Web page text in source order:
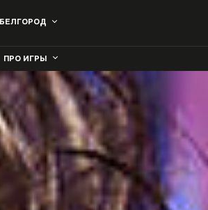
БЕЛГОРОД
ПРО ИГРЫ